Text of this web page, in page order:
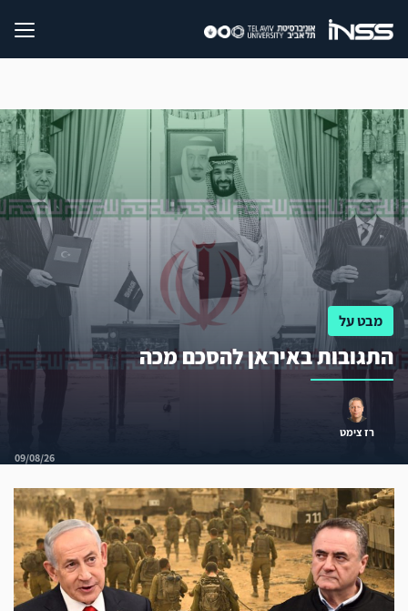
מבט על
התגובות באיראן להסכם מכה
רז צימט
09/08/26